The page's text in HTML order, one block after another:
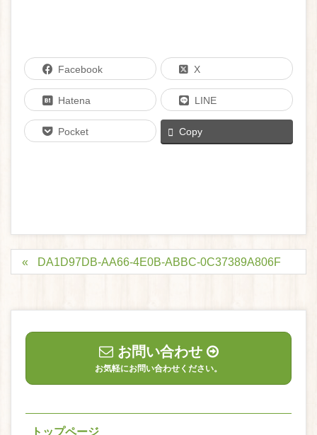
Facebook X
Hatena LINE
Pocket Copy
DA1D97DB-AA66-4E0B-ABBC-0C37389A806F
お問い合わせ
お気軽にお問い合わせください。
トップページ